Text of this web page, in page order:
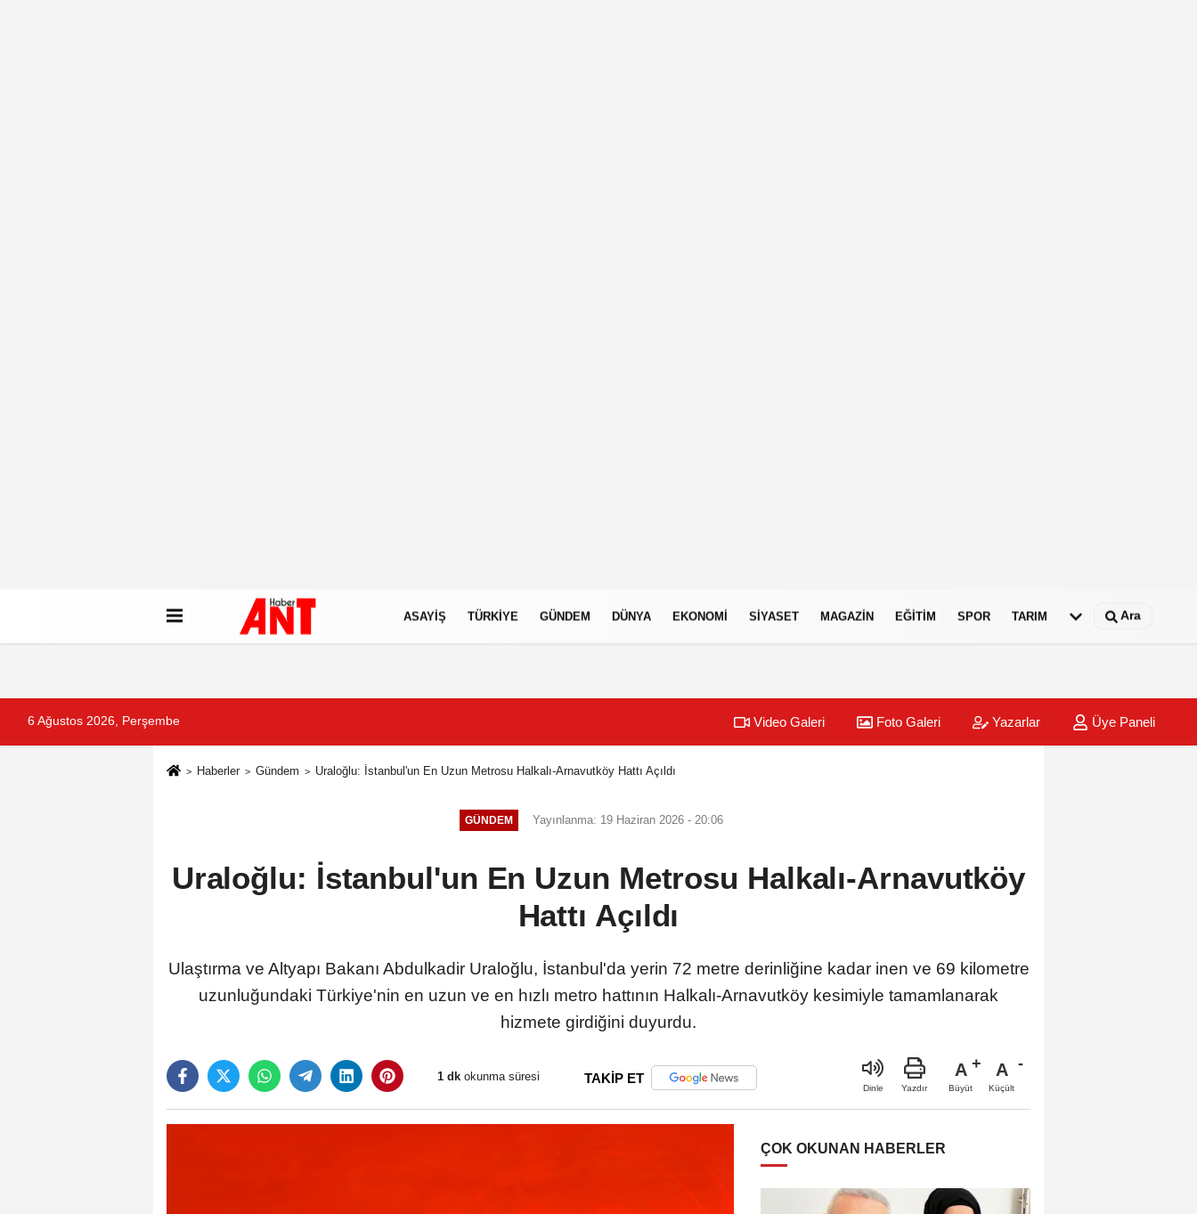
ASAYIŞ TÜRKIYE GÜNDEM DÜNYA EKONOMI SIYASET MAGAZIN EĞITIM SPOR TARIM Ara
6 Ağustos 2026, Perşembe Video Galeri Foto Galeri Yazarlar Üye Paneli
Haberler Gündem Uraloğlu: İstanbul'un En Uzun Metrosu Halkalı-Arnavutköy Hattı Açıldı
GÜNDEM Yayınlanma: 19 Haziran 2026 - 20:06
Uraloğlu: İstanbul'un En Uzun Metrosu Halkalı-Arnavutköy
Hattı Açıldı
Ulaştırma ve Altyapı Bakanı Abdulkadir Uraloğlu, İstanbul'da yerin 72 metre derinliğine kadar inen ve 69 kilometre
uzunluğundaki Türkiye'nin en uzun ve en hızlı metro hattının Halkalı-Arnavutköy kesimiyle tamamlanarak
hizmete girdiğini duyurdu.
1 dk okunma süresi TAKİP ET
Dinle Yazdır
A
Büyüt
A
Küçült
ÇOK OKUNAN HABERLER